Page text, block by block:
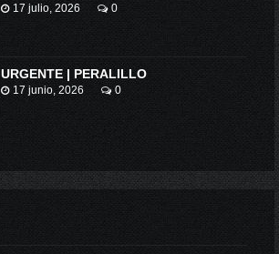
17 julio, 2026 0
URGENTE | PERALILLO
17 junio, 2026 0